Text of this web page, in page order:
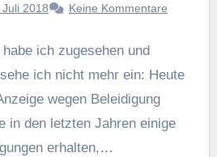
Juli 2018 Keine Kommentare
habe ich zugesehen und
ich nicht mehr ein: Heute
wegen Beleidigung
in den letzten Jahren einige
erhalten,…